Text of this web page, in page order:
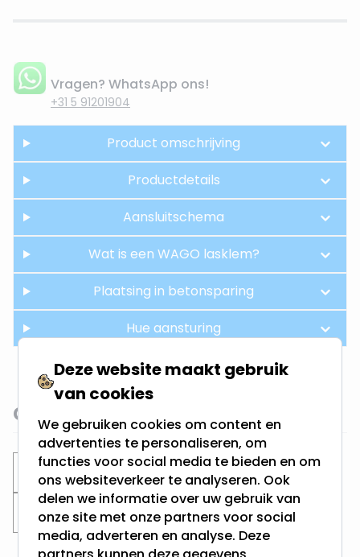
Vragen? WhatsApp ons!
+31 5 91201904
Product omschrijving
Productdetails
Aansluitschema
Wat is een WAGO lasklem?
Plaatsing in betonsparing
Hue aansturing
Gerelateerde categorieën
Inbouwspots Philips Hue inbouwspots
Zaagmaat 70MM
Deze website maakt gebruik
van cookies
We gebruiken cookies om content en
advertenties te personaliseren, om
functies voor social media te bieden en om
ons websiteverkeer te analyseren. Ook
delen we informatie over uw gebruik van
onze site met onze partners voor social
media, adverteren en analyse. Deze